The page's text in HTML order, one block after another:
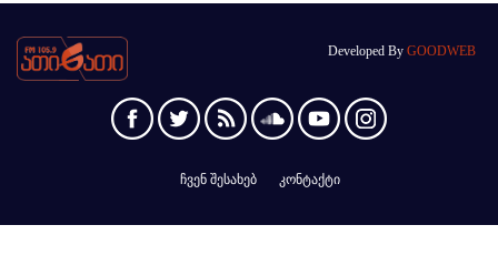
Developed By GOODWEB
ჩვენ შესახებ კონტაქტი